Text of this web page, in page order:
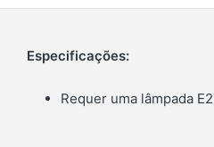
Especificações:
Requer uma lâmpada